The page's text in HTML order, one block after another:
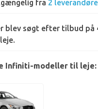
fra 2
blev søgt efter tilbud på
Infiniti-modeller til leje: